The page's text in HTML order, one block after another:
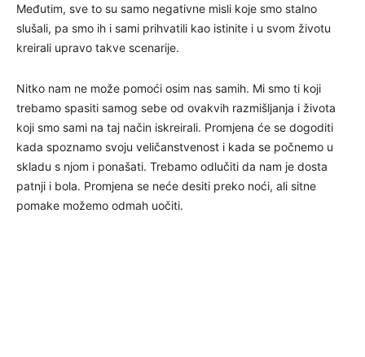
Međutim, sve to su samo negativne misli koje smo stalno
slušali, pa smo ih i sami prihvatili kao istinite i u svom životu
kreirali upravo takve scenarije.
Nitko nam ne može pomoći osim nas samih. Mi smo ti koji
trebamo spasiti samog sebe od ovakvih razmišljanja i života
koji smo sami na taj način iskreirali. Promjena će se dogoditi
kada spoznamo svoju veličanstvenost i kada se počnemo u
skladu s njom i ponašati. Trebamo odlučiti da nam je dosta
patnji i bola. Promjena se neće desiti preko noći, ali sitne
pomake možemo odmah uočiti.